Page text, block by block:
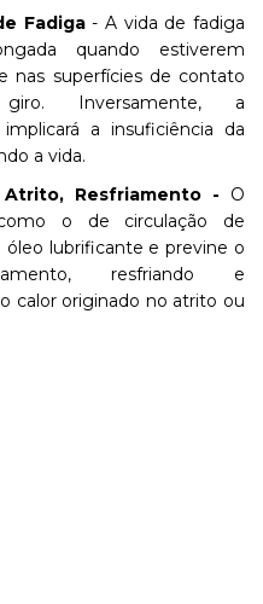
Fadiga- A vida de fadiga
quando estiverem
nas superfícies de contato
Inversamente, a
a insuficiência da
a vida.
Resfriamento - O
o de circulação de
lubrificante e previne o
resfriando e
calor originado no atrito ou